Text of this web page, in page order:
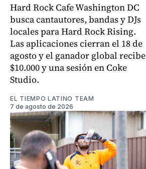
Hard Rock Cafe Washington DC
busca cantautores, bandas y DJs
locales para Hard Rock Rising.
Las aplicaciones cierran el 18 de
agosto y el ganador global recibe
$10.000 y una sesión en Coke
Studio.
EL TIEMPO LATINO TEAM
7 de agosto de 2026